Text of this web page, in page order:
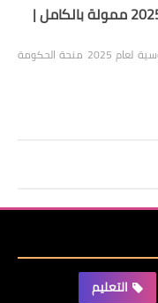
منحة الحكومة الروسية 2025 ممولة بالكامل |
منحة الحكومة الروسية 2025 منحة الحكومة الروسية لعام 2025 منحة الحكومة
التعليم